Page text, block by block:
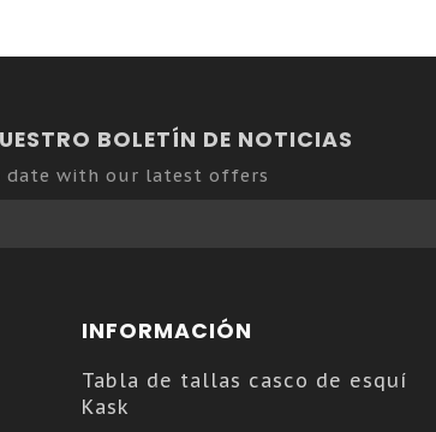
BOLETÍN DE NOTICIAS
date with our latest offers
INFORMACIÓN
Tabla de tallas casco de esquí
Kask